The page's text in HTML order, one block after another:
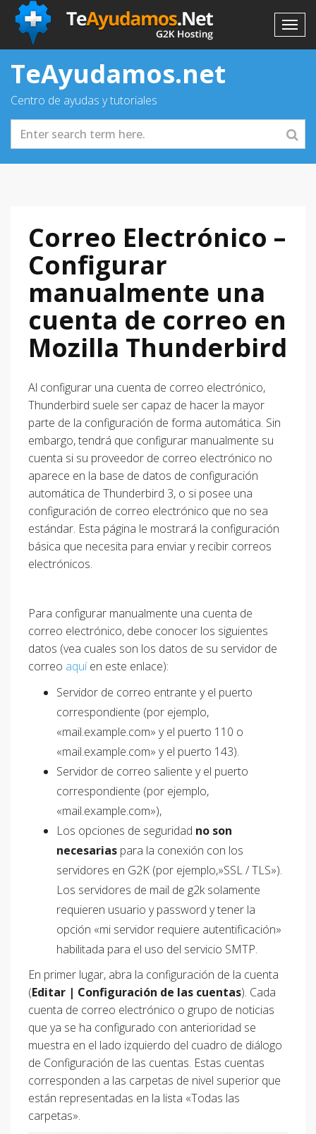
TeAyudamos.net
Centro de ayudas y tutoriales
Correo Electrónico –
Configurar
manualmente una
cuenta de correo en
Mozilla Thunderbird
Al configurar una cuenta de correo electrónico,
Thunderbird suele ser capaz de hacer la mayor
parte de la configuración de forma automática. Sin
embargo, tendrá que configurar manualmente su
cuenta si su proveedor de correo electrónico no
aparece en la base de datos de configuración
automática de Thunderbird 3, o si posee una
configuración de correo electrónico que no sea
estándar. Esta página le mostrará la configuración
básica que necesita para enviar y recibir correos
electrónicos.
Para configurar manualmente una cuenta de
correo electrónico, debe conocer los siguientes
datos (vea cuales son los datos de su servidor de
correo aquíen este enlace):
Servidor de correo entrante y el puerto
correspondiente (por ejemplo,
«mail.example.com» y el puerto 110 o
«mail.example.com» y el puerto 143).
Servidor de correo saliente y el puerto
correspondiente (por ejemplo,
«mail.example.com»),
Los opciones de seguridad no son
necesarias para la conexión con los
servidores en G2K (por ejemplo,»SSL / TLS»).
Los servidores de mail de g2k solamente
requieren usuario y password y tener la
opción «mi servidor requiere autentificación»
habilitada para el uso del servicio SMTP.
En primer lugar, abra la configuración de la cuenta
(Editar | Configuración de las cuentas). Cada
cuenta de correo electrónico o grupo de noticias
que ya se ha configurado con anterioridad se
muestra en el lado izquierdo del cuadro de diálogo
de Configuración de las cuentas. Estas cuentas
corresponden a las carpetas de nivel superior que
están representadas en la lista «Todas las
carpetas».